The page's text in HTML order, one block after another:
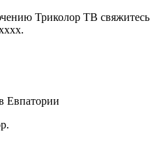
Триколор ТВ свяжитесь